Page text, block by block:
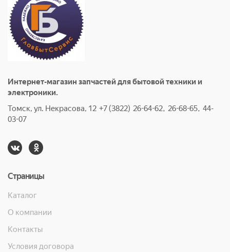
Интернет-магазин запчастей для бытовой техники и
электроники.
Томск, ул. Некрасова, 12 +7 (3822) 26-64-62, 26-68-65, 44-
03-07
Страницы
Каталог
О компании
Контакты
Условия договора